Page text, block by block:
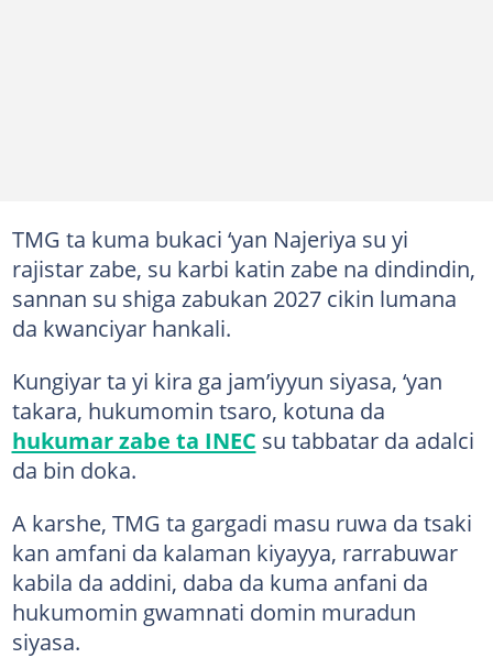
TMG ta kuma bukaci ‘yan Najeriya su yi
rajistar zabe, su karbi katin zabe na dindindin,
sannan su shiga zabukan 2027 cikin lumana
da kwanciyar hankali.
Kungiyar ta yi kira ga jam’iyyun siyasa, ‘yan
takara, hukumomin tsaro, kotuna da
hukumar zabe ta INEC su tabbatar da adalci
da bin doka.
A karshe, TMG ta gargadi masu ruwa da tsaki
kan amfani da kalaman kiyayya, rarrabuwar
kabila da addini, daba da kuma anfani da
hukumomin gwamnati domin muradun
siyasa.